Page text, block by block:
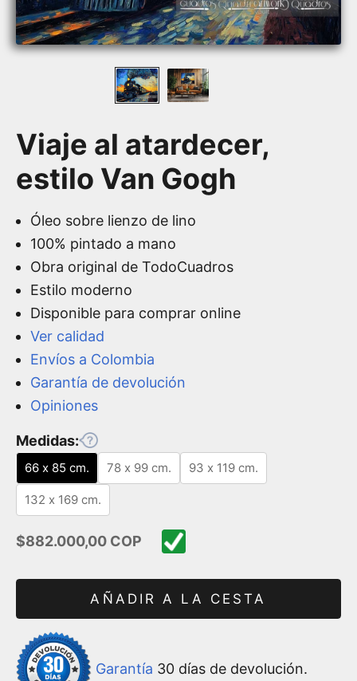
Viaje al atardecer,
estilo Van Gogh
Óleo sobre lienzo de lino
100% pintado a mano
Obra original de TodoCuadros
Estilo moderno
Disponible para comprar online
Ver calidad
Envíos a Colombia
Garantía de devolución
Opiniones
Medidas:
66 x 85 cm. 78 x 99 cm. 93 x 119 cm.
132 x 169 cm.
Precio de oferta
$882.000,00 COP
AÑADIR A LA CESTA
Garantía 30 días de devolución.